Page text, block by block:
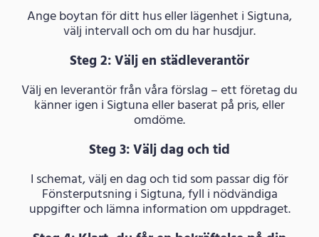
Ange boytan för ditt hus eller lägenhet i Sigtuna,
välj intervall och om du har husdjur.
Steg 2: Välj en städleverantör
Välj en leverantör från våra förslag – ett företag du
känner igen i Sigtuna eller baserat på pris, eller
omdöme.
Steg 3: Välj dag och tid
I schemat, välj en dag och tid som passar dig för
Fönsterputsning i Sigtuna, fyll i nödvändiga
uppgifter och lämna information om uppdraget.